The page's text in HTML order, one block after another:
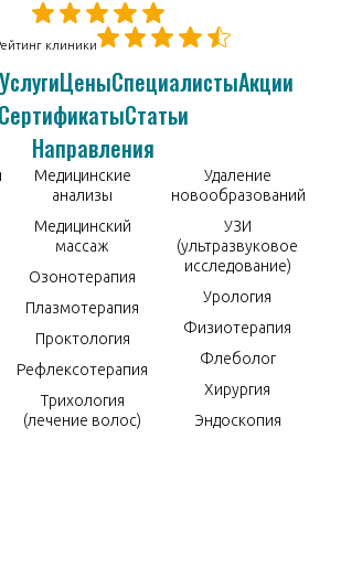
клиники
УслугиЦеныСпециалистыАкции
СертификатыСтатьи
Направления
Медицинские
анализы
Медицинский
массаж
Озонотерапия
Плазмотерапия
Проктология
Рефлексотерапия
Трихология
(лечение волос)
Удаление
новообразований
УЗИ
(ультразвуковое
исследование)
Урология
Физиотерапия
Флеболог
Хирургия
Эндоскопия